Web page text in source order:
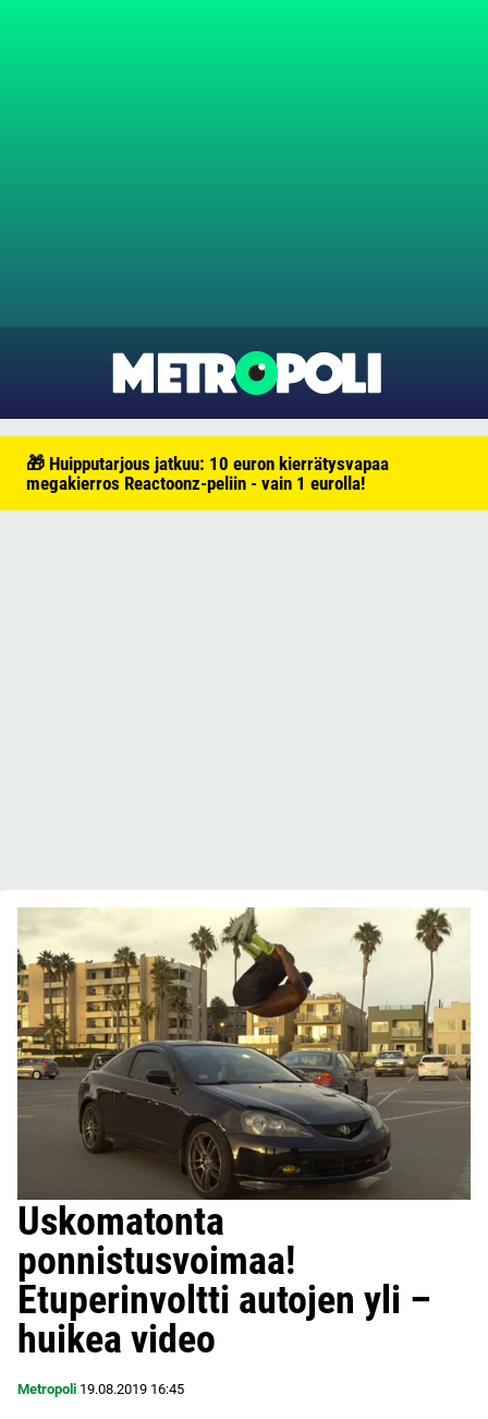
🎁 Huipputarjous jatkuu: 10 euron kierrätysvapaa
megakierros Reactoonz-peliin - vain 1 eurolla!
Uskomatonta
ponnistusvoimaa!
Etuperinvoltti autojen yli –
huikea video
Metropoli 19.08.2019 16:45